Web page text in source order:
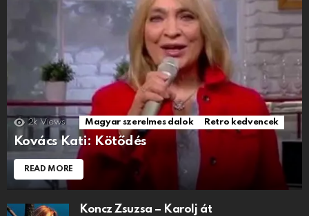
2k Views Magyar szerelmes dalok Retro kedvencek
Kovács Kati: Kötődés
READ MORE
Koncz Zsuzsa – Karolj át